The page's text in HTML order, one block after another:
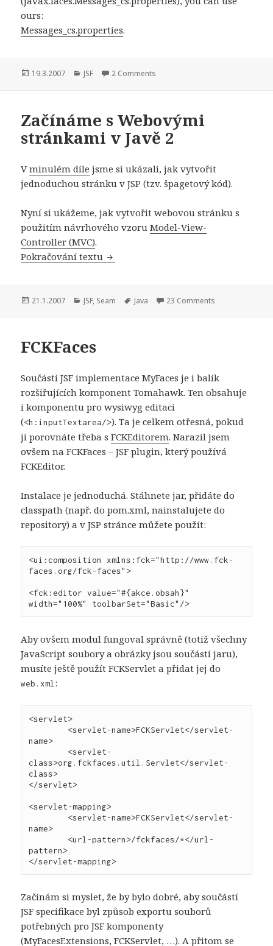
ours:
Messages_cs.properties.
Publikováno:
19.3.2007 Rubriky:
JSF 2 Comments
Začínáme s Webovými
stránkami v Javě 2
Vminulém díle jsme si ukázali, jak vytvořit
jednoduchou stránku v JSP (tzv. špagetový kód).
Nyní si ukážeme, jak vytvořit webovou stránku s
použitím návrhového vzoruModel-View-
Controller (MVC).
Pokračování textu Začínáme s Webovými stránkami v
Publikováno:
21.1.2007 Rubriky:
JSF, Seam Štítky:
Java 23 Comments
FCKFaces
Součástí JSF implementace MyFaces je i balík
rozšiřujících komponent Tomahawk. Ten obsahuje
i komponentu pro wysiwyg editaci
(<h:inputTextarea/>). Ta je celkem otřesná, pokud
ji porovnáte třeba sFCKEditorem. Narazil jsem
ovšem na FCKFaces – JSF plugin, který používá
FCKEditor.
Instalace je jednoduchá. Stáhnete jar, přidáte do
classpath (např. do pom.xml, nainstalujete do
repository) a v JSP stránce můžete použít:
<ui:composition xmlns:fck="http://www.fck-
faces.org/fck-faces">
<fck:editor value="#{akce.obsah}"
Aby ovšem modul fungoval správně (totiž všechny
JavaScript soubory a obrázky jsou součástí jaru),
musíte ještě použít FCKServlet a přidat jej do
web.xml:
<servlet>
name>
class>org.fckfaces.util.Servlet</servlet-
class>
</servlet>
<servlet-mapping>
name>
pattern>
Začínám si myslet, že by bylo dobré, aby součástí
JSF specifikace byl způsob exportu souborů
potřebných pro JSF komponenty
(MyFacesExtensions, FCKServlet, …). A přitom se